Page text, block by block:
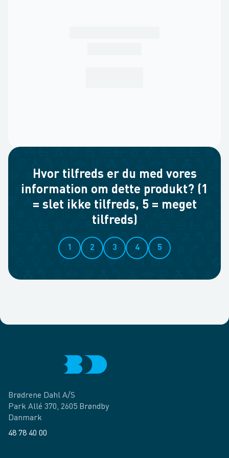
Hvor tilfreds er du med vores
information om dette produkt? (1
= slet ikke tilfreds, 5 = meget
tilfreds)
1 2 3 4 5
Brødrene Dahl A/S
Park Allé 370, 2605 Brøndby
Danmark
48 78 40 00